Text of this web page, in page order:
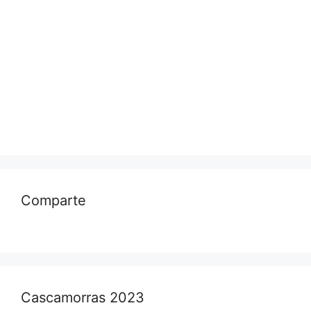
Comparte
Cascamorras 2023